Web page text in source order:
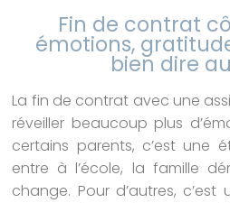
Fin de contrat
émotions,
bien dire
La fin de contrat avec une
réveiller beaucoup plus
certains parents, c’est une
entre à l’école, la famille
change. Pour d’autres,